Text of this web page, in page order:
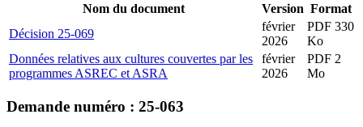
Nom du document
Version Format
Décision 25-069
février
2026
PDF 330
Ko
Données relatives aux cultures couvertes par les
programmes ASREC et ASRA
février
2026
PDF 2
Mo
Demande numéro : 25-063